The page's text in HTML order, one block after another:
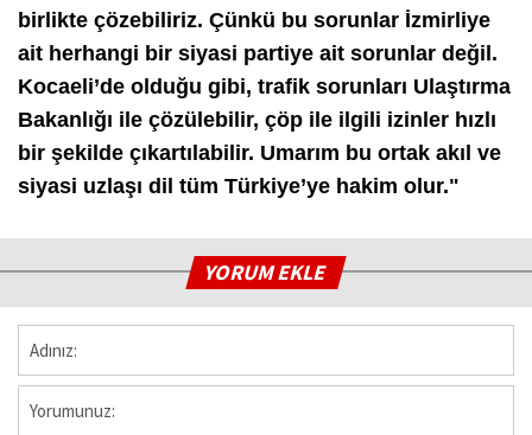
birlikte çözebiliriz. Çünkü bu sorunlar İzmirliye
ait herhangi bir siyasi partiye ait sorunlar değil.
Kocaeli’de olduğu gibi, trafik sorunları Ulaştırma
Bakanlığı ile çözülebilir, çöp ile ilgili izinler hızlı
bir şekilde çıkartılabilir. Umarım bu ortak akıl ve
siyasi uzlaşı dil tüm Türkiye’ye hakim olur."
YORUM EKLE